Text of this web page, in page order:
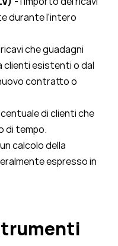
durante l'intero
che guadagni
clienti esistenti o dal
contratto o
di clienti che
di tempo.
calcolo della
espresso in